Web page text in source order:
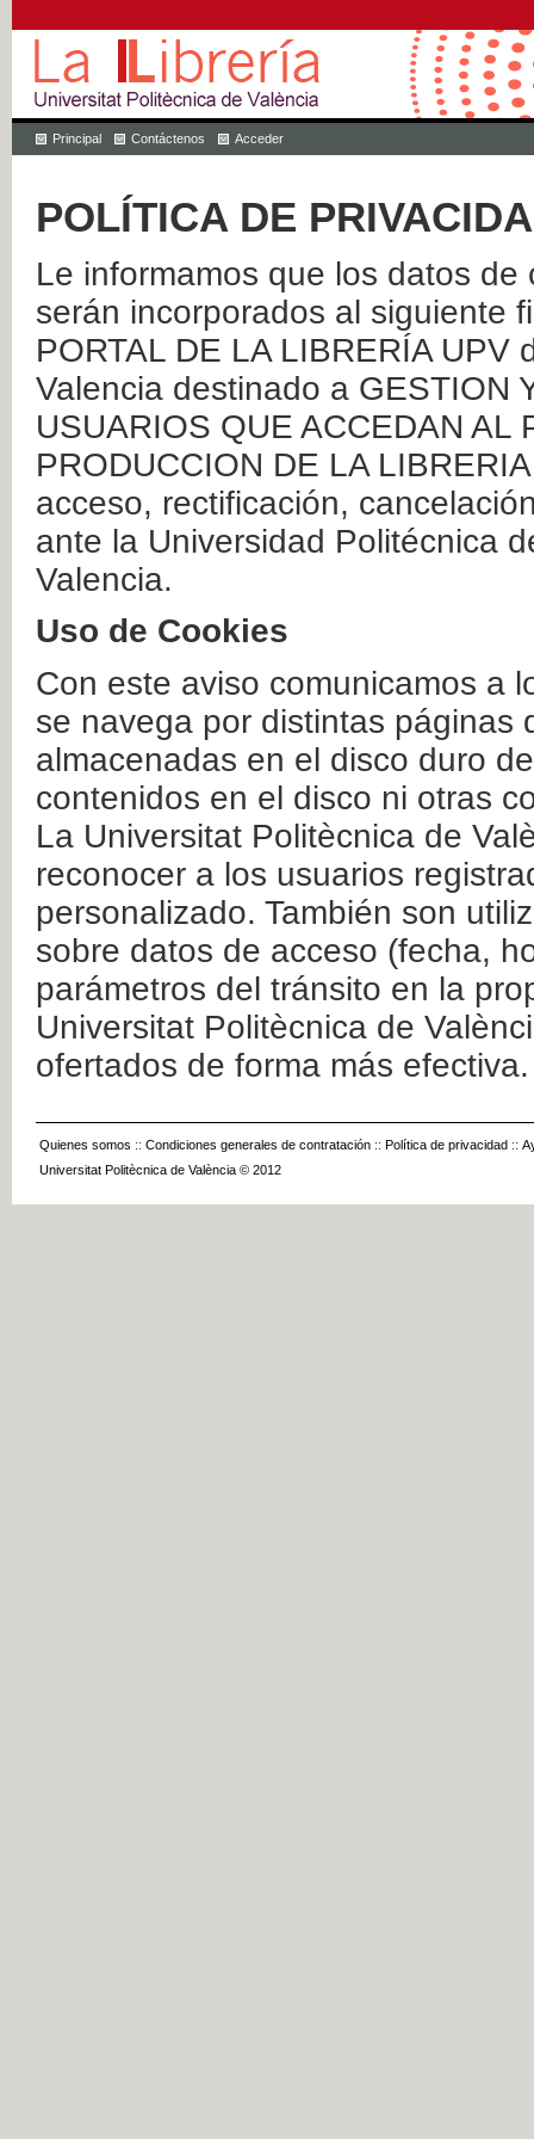
Principal Contáctenos Acceder
POLÍTICA DE
Le informamos que los datos
serán incorporados al siguiente
PORTAL DE LA LIBRERÍA
Valencia destinado a GESTION
USUARIOS QUE ACCEDAN AL
PRODUCCION DE LA
acceso, rectificación,
ante la Universidad Politécnica
Valencia.
Uso de Cookies
Con este aviso comunicamos a
se navega por distintas páginas
almacenadas en el disco duro
contenidos en el disco ni otras
La Universitat Politècnica de
reconocer a los usuarios
personalizado. También son
sobre datos de acceso (fecha,
parámetros del tránsito en la
Universitat Politècnica de
ofertados de forma más efectiva.
Quienes somos :: Condiciones generales de contratación :: Política de privacidad ::
Universitat Politècnica de València © 2012